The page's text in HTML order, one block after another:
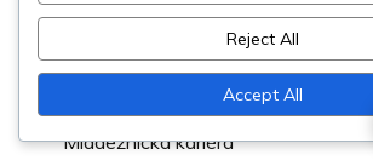
Fernando Gago: Osobní historie,
Rodina
Ángel Di María: Raný život,
Mládežnická kariéra
Reject All
Accept All